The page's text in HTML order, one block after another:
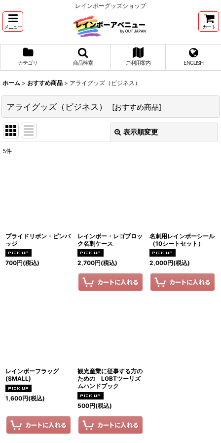
レインボーグッズショップ
メニュー カート
カテゴリ 商品検索 ご利用案内 ENGLISH
ホーム > おすすめ商品 > アライグッズ（ビジネス）
アライグッズ（ビジネス） [おすすめ商品]
表示順変更
5件
プライドリボン・ピンバ
ッジ
700円(税込)
レインボー・レゴブロッ
ク名刺ケース
2,700円(税込)
名刺用レインボーシール
（10シートセット）
2,000円(税込)
レインボーフラッグ
(SMALL)
1,600円(税込)
観光産業に従事する方の
ための LGBTツーリズ
ムハンドブック
500円(税込)